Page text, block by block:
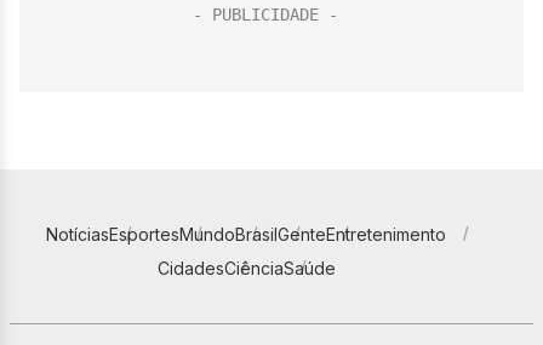
NotíciasEsportesMundoBrasilGenteEntretenimento
CidadesCiênciaSaúde